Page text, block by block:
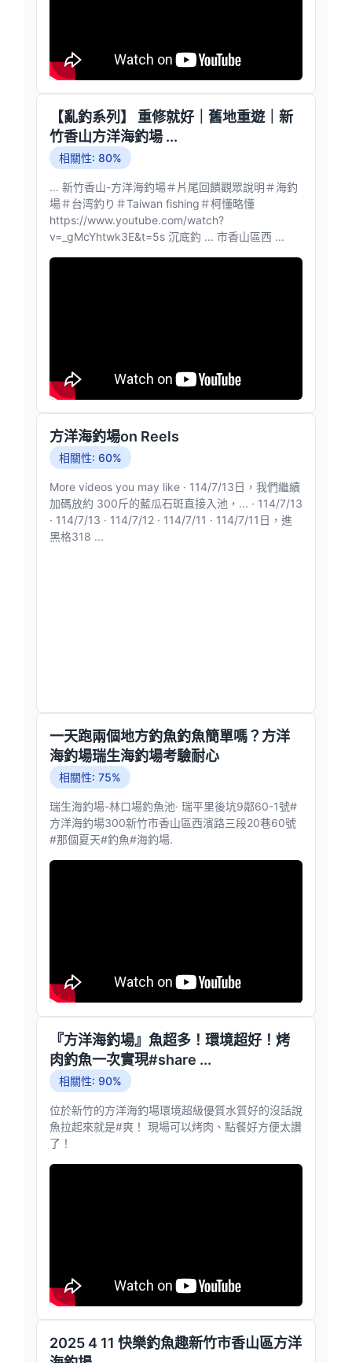
【亂釣系列】 重修就好｜舊地重遊｜新
竹香山方洋海釣場 ...
相關性: 80%
... 新竹香山-方洋海釣場＃片尾回饋觀眾說明＃海釣
場＃台湾釣り＃Taiwan fishing＃柯懂略懂
https://www.youtube.com/watch?
v=_gMcYhtwk3E&t=5s 沉底釣 ... 市香山區西 ...
方洋海釣場on Reels
相關性: 60%
More videos you may like · 114/7/13日，我們繼續
加碼放約 300斤的藍瓜石斑直接入池，... · 114/7/13
· 114/7/13 · 114/7/12 · 114/7/11 · 114/7/11日，進
黑格318 ...
一天跑兩個地方釣魚釣魚簡單嗎？方洋
海釣場瑞生海釣場考驗耐心
相關性: 75%
瑞生海釣場-林口場釣魚池· 瑞平里後坑9鄰60-1號#
方洋海釣場300新竹市香山區西濱路三段20巷60號
#那個夏天#釣魚#海釣場.
『方洋海釣場』魚超多！環境超好！烤
肉釣魚一次實現#share ...
相關性: 90%
位於新竹的方洋海釣場環境超級優質水質好的沒話說
魚拉起來就是#爽！ 現場可以烤肉、點餐好方便太讚
了！
2025 4 11 快樂釣魚趣新竹市香山區方洋